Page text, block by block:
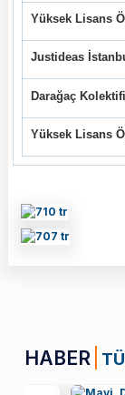
Yüksek Lisans
Justideas
Darağaç Kolektifi
Yüksek Lisans
HABER